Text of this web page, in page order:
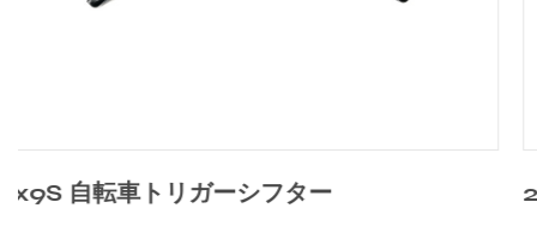
2x8S 自転車トリガーシフター